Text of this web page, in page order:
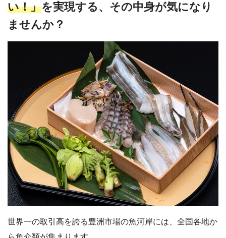
い！」を実現する、その中身が気になり
ませんか？
世界一の取引高を誇る豊洲市場の魚河岸には、全国各地か